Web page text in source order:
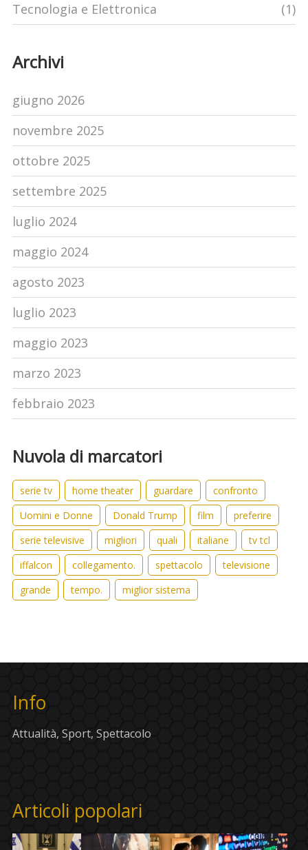
Tecnologia e Elettronica
(1)
Archivi
giugno 2026
novembre 2025
ottobre 2025
settembre 2025
luglio 2024
maggio 2024
agosto 2023
luglio 2023
maggio 2023
marzo 2023
febbraio 2023
Nuvola di marcatori
serie tv home theater guardare
confronto
Uomini e Donne
Donald Trump film
preferire
serie televisive
migliori quali italiane
tv tcl
iffalcon
collegamento. spettacolo
televisione
grande
tempo. miglior sistema
Info
Attualità, Sport, Spettacolo
Articoli popolari